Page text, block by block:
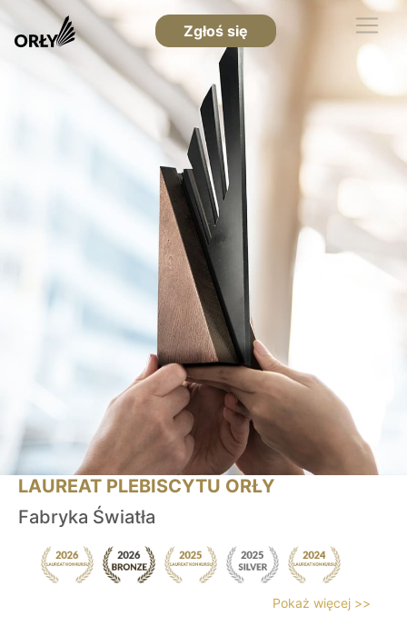
Zgłoś się
LAUREAT PLEBISCYTU ORŁY
Fabryka Światła
Pokaż więcej >>